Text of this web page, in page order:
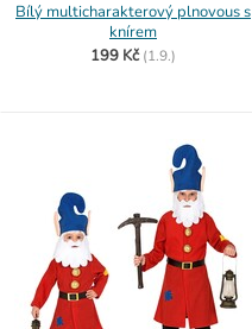
Bílý multicharakterový plnovous s
knírem
199 Kč (1.9.)